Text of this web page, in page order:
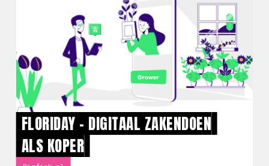
FLORIDAY - DIGITAAL ZAKENDOEN
ALS KOPER